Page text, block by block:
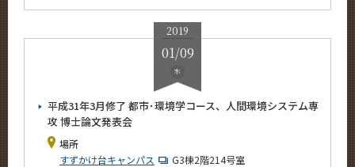
2019
01/09
水
平成31年3月修了 都市･環境学コース、人間環境システム専
攻 博士論文発表会
場所
すずかけ台キャンパス
G3棟2階214号室
建築学系 News
今後の課程別イベント
年別アーカイブ